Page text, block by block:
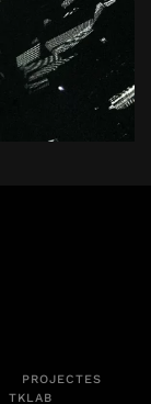
PROJECTES
TKLAB